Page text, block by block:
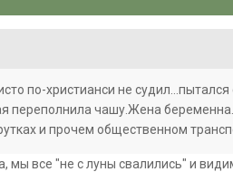
по-христианси не
переполнила чашу.Жена
и прочем общественном
мы все "не с луны свалились" и